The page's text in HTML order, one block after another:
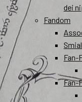
dei
Fandom
Fan-
Fan-